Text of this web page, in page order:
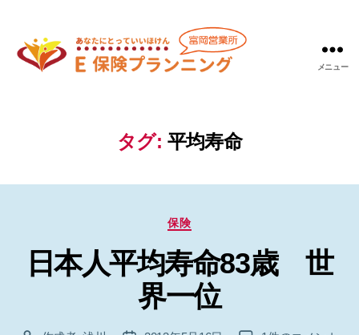
ニ
メニュー
タグ: 平均寿命
カ
ゴ
リ
ー
保険
日本人平均寿命83歳 世
界一位